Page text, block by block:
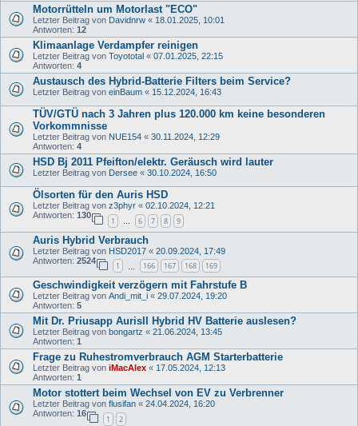
Motorrütteln um Motorlast "ECO"
Letzter Beitrag von Davidnrw « 18.01.2025, 10:01
Antworten: 12
Klimaanlage Verdampfer reinigen
Letzter Beitrag von Toyototal « 07.01.2025, 22:15
Antworten: 4
Austausch des Hybrid-Batterie Filters beim Service?
Letzter Beitrag von einBaum « 15.12.2024, 16:43
TÜV/GTÜ nach 3 Jahren plus 120.000 km keine besonderen
Vorkommnisse
Letzter Beitrag von NUE154 « 30.11.2024, 12:29
Antworten: 4
HSD Bj 2011 Pfeifton/elektr. Geräusch wird lauter
Letzter Beitrag von Dersee « 30.10.2024, 16:50
Ölsorten für den Auris HSD
Letzter Beitrag von z3phyr « 02.10.2024, 12:21
Antworten: 130
1 … 6 7 8 9
Auris Hybrid Verbrauch
Letzter Beitrag von HSD2017 « 20.09.2024, 17:49
Antworten: 2524
1 166 167 168 169
Geschwindigkeit verzögern mit Fahrstufe B
Letzter Beitrag von Andi_mit_i « 29.07.2024, 19:20
Antworten: 5
Mit Dr. Priusapp AurisII Hybrid HV Batterie auslesen?
Letzter Beitrag von bongartz « 21.06.2024, 13:45
Antworten: 1
Frage zu Ruhestromverbrauch AGM Starterbatterie
Letzter Beitrag von iMacAlex « 17.05.2024, 12:13
Antworten: 1
Motor stottert beim Wechsel von EV zu Verbrenner
Letzter Beitrag von flusifan « 24.04.2024, 16:20
Antworten: 16
1 2